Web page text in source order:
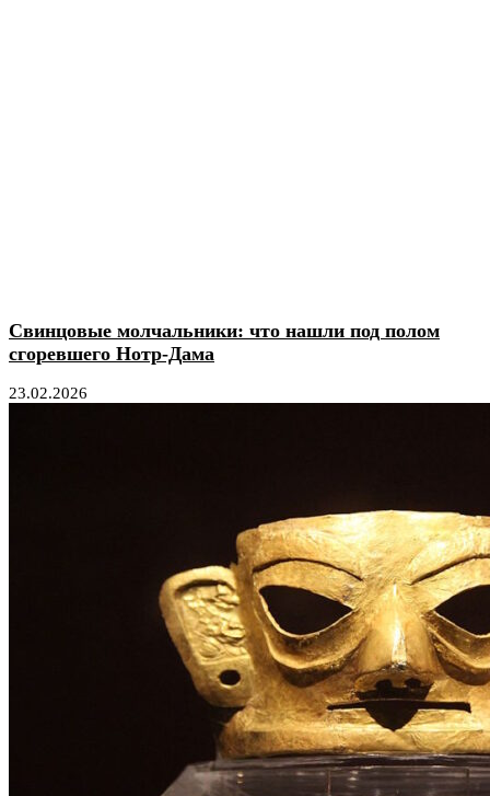
Свинцовые молчальники: что нашли под полом
сгоревшего Нотр-Дама
23.02.2026